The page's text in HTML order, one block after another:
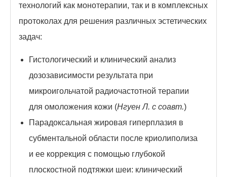
технологий как монотерапии, так и в комплексных
протоколах для решения различных эстетических
задач:
Гистологический и клинический анализ
дозозависимости результата при
микроигольчатой радиочастотной терапии
для омоложения кожи (Нгуен Л. с соавт.)
Парадоксальная жировая гиперплазия в
субментальной области после криолиполиза
и ее коррекция с помощью глубокой
плоскостной подтяжки шеи: клинический